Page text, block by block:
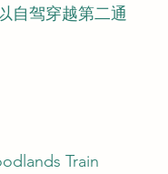
自驾穿越第二通
Train